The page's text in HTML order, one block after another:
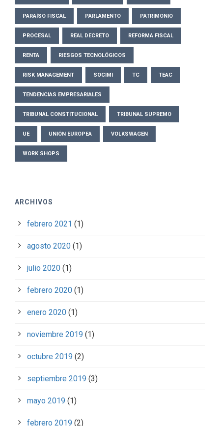
PARAÍSO FISCAL PARLAMENTO PATRIMONIO
PROCESAL REAL DECRETO REFORMA FISCAL
RENTA RIESGOS TECNOLÓGICOS
RISK MANAGEMENT SOCIMI TC TEAC
TENDENCIAS EMPRESARIALES
TRIBUNAL CONSTITUCIONAL TRIBUNAL SUPREMO
UE UNIÓN EUROPEA VOLKSWAGEN
WORK SHOPS
ARCHIVOS
febrero 2021 (1)
agosto 2020 (1)
julio 2020 (1)
febrero 2020 (1)
enero 2020 (1)
noviembre 2019 (1)
octubre 2019 (2)
septiembre 2019 (3)
mayo 2019 (1)
febrero 2019 (2)